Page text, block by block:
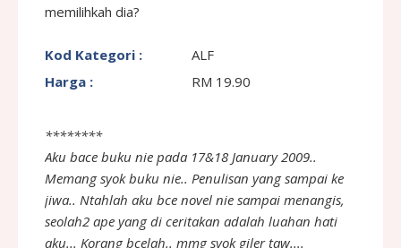
memilihkah dia?
Kod Kategori :
ALF
Harga :
RM 19.90
********
Aku bace buku nie pada 17&18 January 2009..
Memang syok buku nie.. Penulisan yang sampai ke
jiwa.. Ntahlah aku bce novel nie sampai menangis,
seolah2 ape yang di ceritakan adalah luahan hati
aku... Korang bcelah.. mmg syok giler taw....